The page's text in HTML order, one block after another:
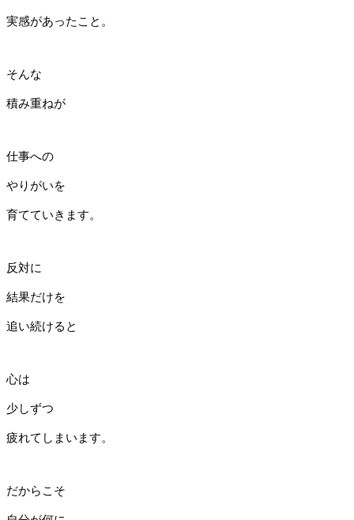
実感があったこと。
そんな
積み重ねが
仕事への
やりがいを
育てていきます。
反対に
結果だけを
追い続けると
心は
少しずつ
疲れてしまいます。
だからこそ